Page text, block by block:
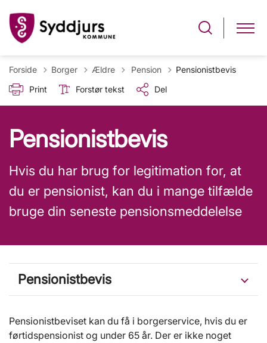
Forside Borger Ældre Tilbage til
Pension
Pensionistbevis
Print
Forstør tekst Del
Pensionistbevis
Hvis du har brug for legitimation for, at
du er pensionist, kan du i mange tilfælde
bruge din seneste pensionsmeddelelse
Pensionistbevis
Pensionistbeviset kan du få i borgerservice, hvis du er
førtidspensionist og under 65 år. Der er ikke noget